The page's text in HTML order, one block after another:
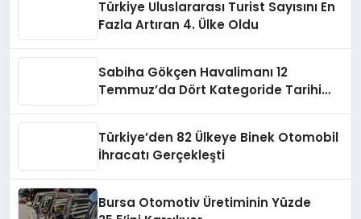
Türkiye Uluslararası Turist Sayısını En
Fazla Artıran 4. Ülke Oldu
Sabiha Gökçen Havalimanı 12
Temmuz’da Dört Kategoride Tarihi
Türkiye’den 82 Ülkeye Binek Otomobil
İhracatı Gerçekleşti
Bursa Otomotiv Üretiminin Yüzde